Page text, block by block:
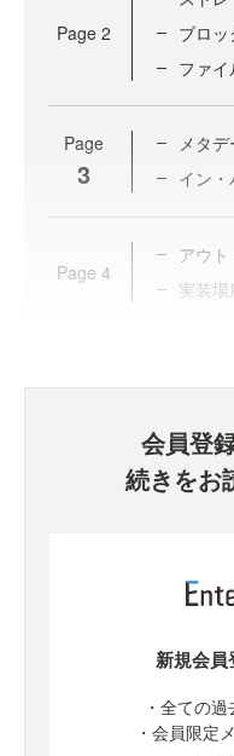
Page 2
ブロ
ファ
Page
3
メタ
イン
Page 4
アウ
実装
会員登
続きをお
新規会員
・全ての
・会員限定